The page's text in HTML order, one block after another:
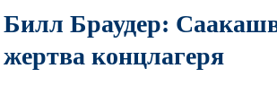
Билл Браудер:
жертва концлагеря